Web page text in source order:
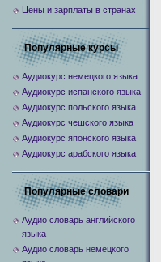
Цены и зарплаты в странах
Популярные курсы
Аудиокурс немецкого языка
Аудиокурс испанского языка
Аудиокурс польского языка
Аудиокурс чешского языка
Аудиокурс японского языка
Аудиокурс арабского языка
Популярные словари
Аудио словарь английского
языка
Аудио словарь немецкого